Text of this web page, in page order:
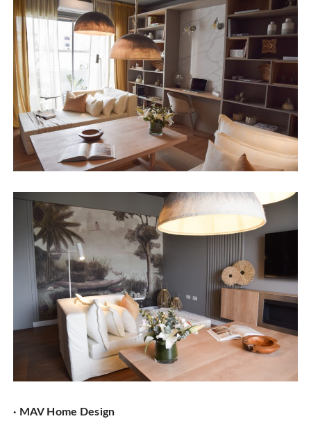
· MAV Home Design